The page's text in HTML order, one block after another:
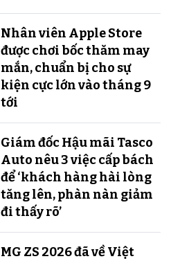
Nhân viên Apple Store
được chơi bốc thăm may
mắn, chuẩn bị cho sự
kiện cực lớn vào tháng 9
tới
Giám đốc Hậu mãi Tasco
Auto nêu 3 việc cấp bách
để ‘khách hàng hài lòng
tăng lên, phàn nàn giảm
đi thấy rõ’
MG ZS 2026 đã về Việt